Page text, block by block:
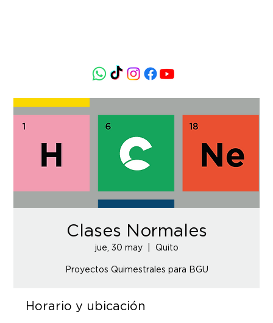
Clases Normales
jue, 30 may
  |
Quito
Proyectos Quimestrales para BGU
Horario y ubicación